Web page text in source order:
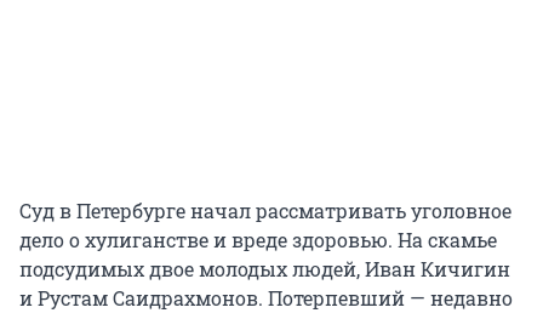
Суд в Петербурге начал рассматривать уголовное
дело о хулиганстве и вреде здоровью. На скамье
подсудимых двое молодых людей, Иван Кичигин
и Рустам Саидрахмонов. Потерпевший — недавно